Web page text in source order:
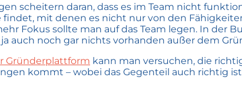
scheitern daran, dass es im Team nicht
findet, mit denen es nicht nur von den
Fokus sollte man auf das Team legen. In der
auch noch gar nichts vorhanden außer dem
Gründerplattform kann man versuchen, die
kommt – wobei das Gegenteil auch richtig